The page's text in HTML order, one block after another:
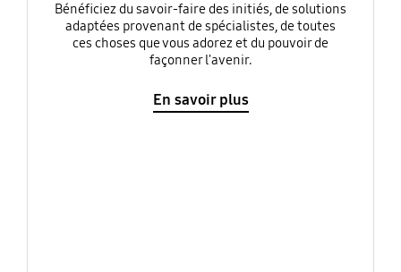
Bénéficiez du savoir-faire des initiés, de solutions
adaptées provenant de spécialistes, de toutes
ces choses que vous adorez et du pouvoir de
façonner l'avenir.
En savoir plus